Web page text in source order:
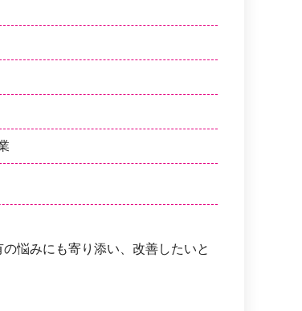
悩みにも寄り添い、改善したいと